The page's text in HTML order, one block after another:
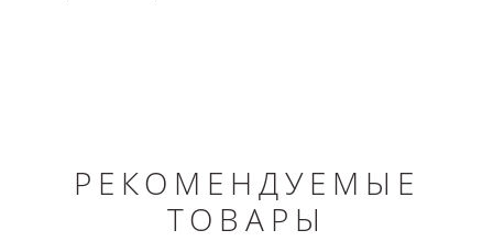
РЕКОМЕНДУЕМЫЕ
ТОВАРЫ